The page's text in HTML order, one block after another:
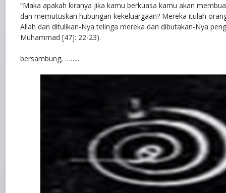
“Maka apakah kiranya jika kamu berkuasa kamu akan
dan memutuskan hubungan kekeluargaan? Mereka itulah
Allah dan ditulikan-Nya telinga mereka dan dibutakan-Nya
Muhammad [47]: 22-23).
bersambung, ……..